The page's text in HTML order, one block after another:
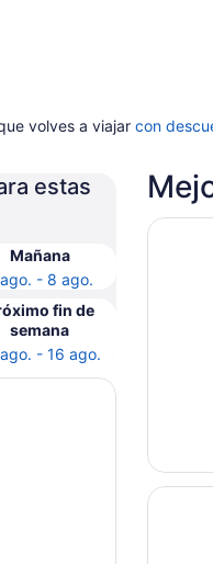
volves a viajar con
estas
Mañana
- 8 ago.
fin de
semana
- 16 ago.
Se
The
Se